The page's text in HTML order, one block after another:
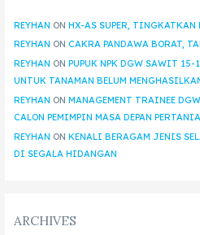
REYHAN ON HX-AS SUPER,
REYHAN ON CAKRA PANDAWA BORAT,
REYHAN ON PUPUK NPK DGW SAWIT 15-
UNTUK TANAMAN BELUM
REYHAN ON MANAGEMENT TRAINEE
CALON PEMIMPIN MASA DEPAN
REYHAN ON KENALI BERAGAM JENIS
DI SEGALA HIDANGAN
ARCHIVES